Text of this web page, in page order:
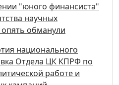
"юного финансиста"
научных
обманули
национального
Отдела ЦК КПРФ по
работе и